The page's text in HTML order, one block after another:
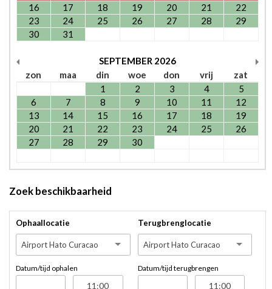
16
17 18 19 20 21
22
23
24 25 26 27 28
29
30
31
SEPTEMBER 2026
zon
maa din woe don vrij
zat
1
2 3 4
5
6
7 8 9 10 11
12
13
14 15 16 17 18
19
20
21 22 23 24 25
26
27
28 29 30
Zoek beschikbaarheid
Ophaallocatie
Airport Hato Curacao
Datum/tijd ophalen
Terugbrenglocatie
Airport Hato Curacao
Datum/tijd terugbrengen